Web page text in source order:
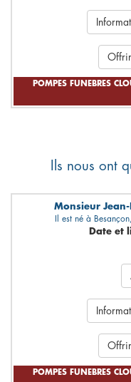
Offrir
POMPES FUNEBRES
Ils nous ont
Monsieur Jean-
Il est né à
Date et
Offrir
POMPES FUNEBRES